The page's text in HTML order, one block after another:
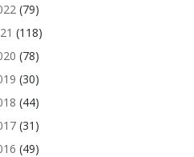
(79)
(118)
(78)
(30)
(44)
(31)
(49)